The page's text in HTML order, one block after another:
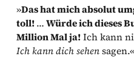
»Das hat mich absolut
toll!…Würde ich dieses
Million Mal ja!Ich kann
Ich kann dich sehen